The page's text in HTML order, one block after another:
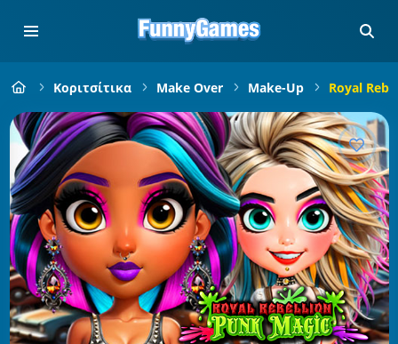
Κοριτσίτικα Make Over Make-Up Royal